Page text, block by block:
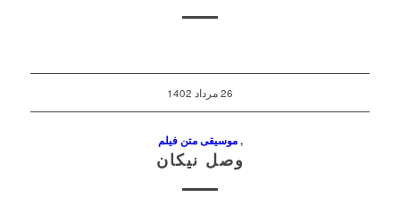
26 مرداد 1402
,موسیقی متن فیلم
وصل نیکان